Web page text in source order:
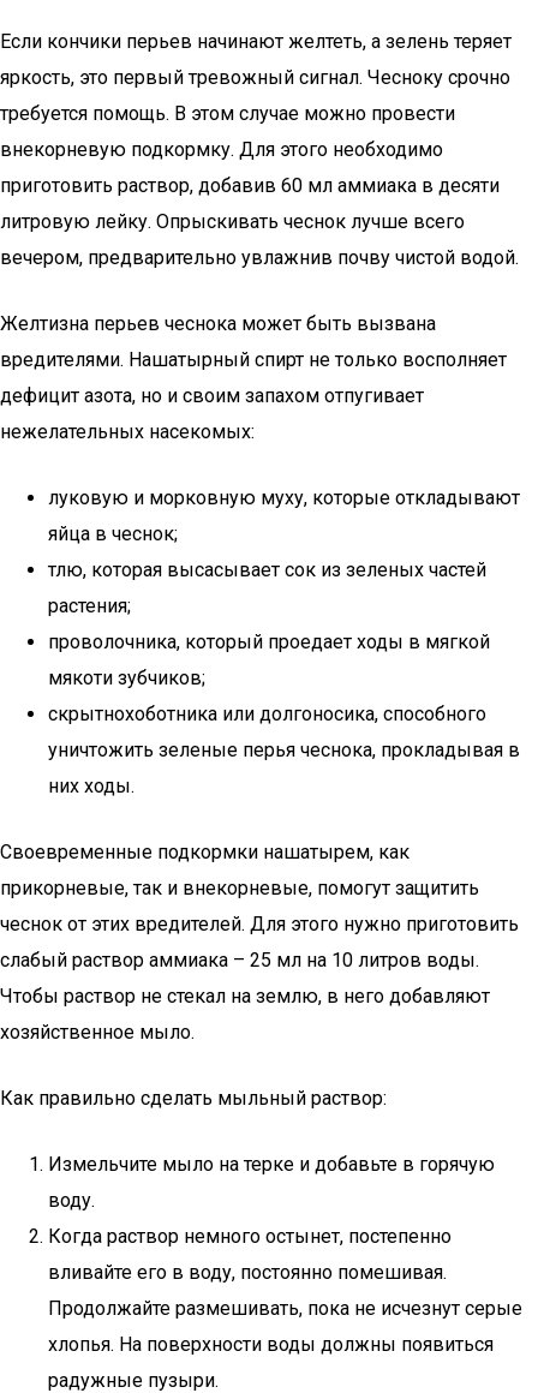
Если кончики перьев начинают желтеть, а зелень теряет
яркость, это первый тревожный сигнал. Чесноку срочно
требуется помощь. В этом случае можно провести
внекорневую подкормку. Для этого необходимо
приготовить раствор, добавив 60 мл аммиака в десяти
литровую лейку. Опрыскивать чеснок лучше всего
вечером, предварительно увлажнив почву чистой водой.
Желтизна перьев чеснока может быть вызвана
вредителями. Нашатырный спирт не только восполняет
дефицит азота, но и своим запахом отпугивает
нежелательных насекомых:
луковую и морковную муху, которые откладывают
яйца в чеснок;
тлю, которая высасывает сок из зеленых частей
растения;
проволочника, который проедает ходы в мягкой
мякоти зубчиков;
скрытнохоботника или долгоносика, способного
уничтожить зеленые перья чеснока, прокладывая в
них ходы.
Своевременные подкормки нашатырем, как
прикорневые, так и внекорневые, помогут защитить
чеснок от этих вредителей. Для этого нужно приготовить
слабый раствор аммиака – 25 мл на 10 литров воды.
Чтобы раствор не стекал на землю, в него добавляют
хозяйственное мыло.
Как правильно сделать мыльный раствор:
Измельчите мыло на терке и добавьте в горячую
воду.
Когда раствор немного остынет, постепенно
вливайте его в воду, постоянно помешивая.
Продолжайте размешивать, пока не исчезнут серые
хлопья. На поверхности воды должны появиться
радужные пузыри.